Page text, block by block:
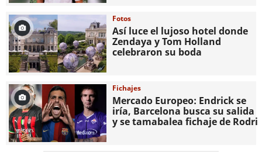
Fotos
Así luce el lujoso hotel donde
Zendaya y Tom Holland
celebraron su boda
Fichajes
Mercado Europeo: Endrick se
iría, Barcelona busca su salida
y se tamabalea fichaje de Rodri